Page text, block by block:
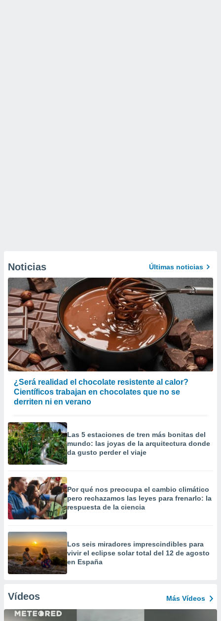
Noticias Últimas noticias
¿Será realidad el chocolate resistente al calor?
Científicos trabajan en chocolates que no se
derriten ni en verano
Las 5 estaciones de tren más bonitas del
mundo: las joyas de la arquitectura donde
da gusto perder el viaje
Por qué nos preocupa el cambio climático
pero rechazamos las leyes para frenarlo: la
respuesta de la ciencia
Los seis miradores imprescindibles para
vivir el eclipse solar total del 12 de agosto
en España
Vídeos Más Vídeos